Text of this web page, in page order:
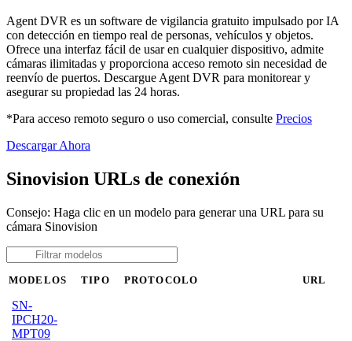
Agent DVR es un software de vigilancia gratuito impulsado por IA
con detección en tiempo real de personas, vehículos y objetos.
Ofrece una interfaz fácil de usar en cualquier dispositivo, admite
cámaras ilimitadas y proporciona acceso remoto sin necesidad de
reenvío de puertos. Descargue Agent DVR para monitorear y
asegurar su propiedad las 24 horas.
*Para acceso remoto seguro o uso comercial, consulte Precios
Descargar Ahora
Sinovision URLs de conexión
Consejo: Haga clic en un modelo para generar una URL para su
cámara Sinovision
MODELOS TIPO PROTOCOLO URL
SN-
IPCH20-
MPT09